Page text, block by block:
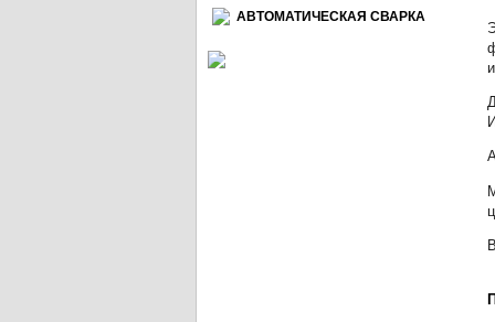
АВТОМАТИЧЕСКАЯ СВАРКА